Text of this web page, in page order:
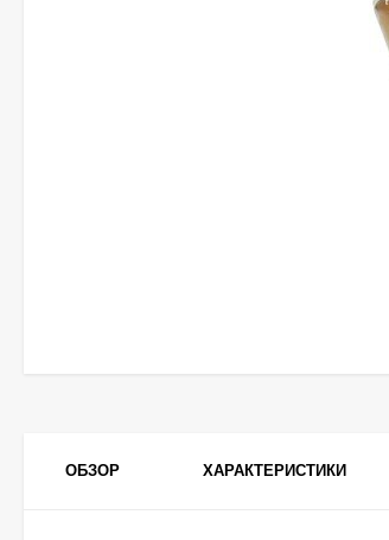
ОБЗОР ХАРАКТЕРИСТИКИ